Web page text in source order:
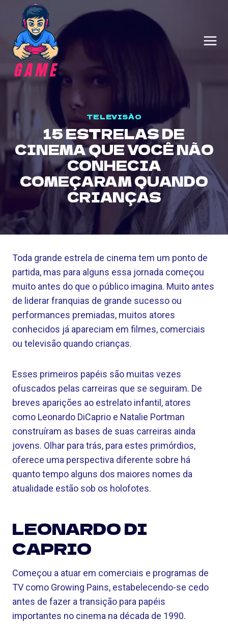
content
TELEVISÃO
15 ESTRELAS DE
CINEMA QUE VOCÊ NÃO
CONHECIA
COMEÇARAM QUANDO
CRIANÇAS
Toda grande estrela de cinema tem um ponto de
partida, mas para alguns essa jornada começou
muito antes do que o público imagina. Muito antes
de liderar franquias de grande sucesso ou
performances premiadas, muitos atores
conhecidos já apareciam em filmes, comerciais
ou televisão quando crianças.
Esses primeiros papéis são muitas vezes
ofuscados pelas carreiras que se seguiram. De
breves aparições ao estrelato infantil, atores
como Leonardo DiCaprio e Natalie Portman
construíram as bases de suas carreiras ainda
jovens. Olhar para trás, para estes primórdios,
oferece uma perspectiva diferente sobre há
quanto tempo alguns dos maiores nomes da
atualidade estão sob os holofotes.
LEONARDO DI
CAPRIO
Começou a atuar em comerciais e programas de
TV como Growing Pains, estabelecendo-se cedo
antes de fazer a transição para papéis
importantes no cinema na década de 1990.